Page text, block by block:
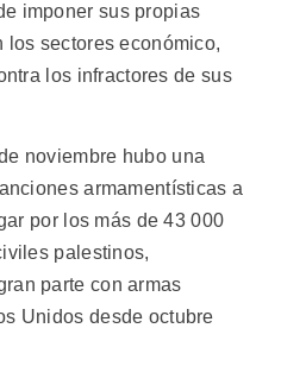
imponer sus propias
los sectores económico,
los infractores de sus
noviembre hubo una
armamentísticas a
por los más de 43 000
palestinos,
parte con armas
Unidos desde octubre